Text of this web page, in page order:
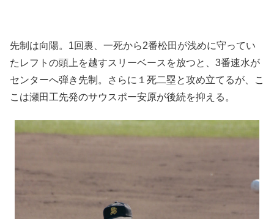
先制は向陽。1回裏、一死から2番松田が浅めに守ってい
たレフトの頭上を越すスリーベースを放つと、3番速水が
センターへ弾き先制。さらに１死二塁と攻め立てるが、こ
こは瀬田工先発のサウスポー安原が後続を抑える。